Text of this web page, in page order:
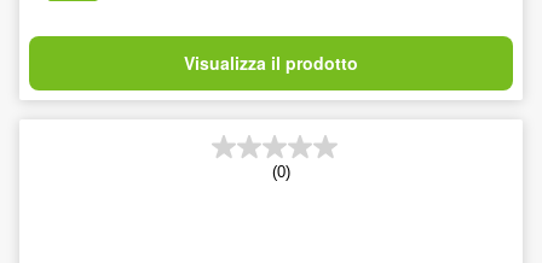
Visualizza il prodotto
(0)